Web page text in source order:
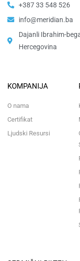
+387 33 548 526
info@meridian.ba
Dajanli Ibrahim-
Hercegovina​
KOMPANIJA
O nama
Certifikat
Ljudski Resursi